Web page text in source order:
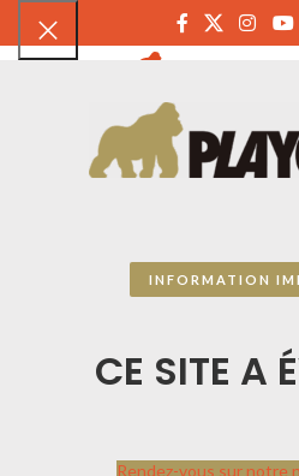
INFORMATION
CE SITE A
Rendez-vous sur notre